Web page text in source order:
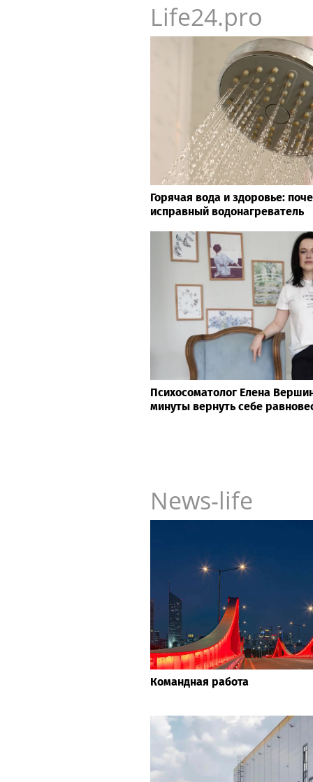
Life24.pro
Горячая вода и здоровье:
исправный водонагреватель
Психосоматолог Елена
минуты вернуть себе
News-life
Командная работа